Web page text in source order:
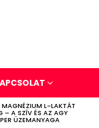
MAGNÉZIUM L-LAKTÁT
– A SZÍV ÉS AZ AGY
ÜZEMANYAGA